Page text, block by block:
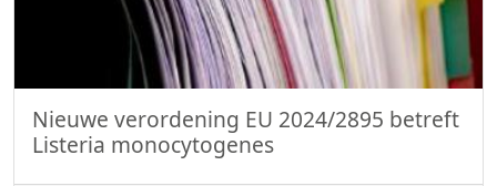
Nieuwe verordening EU 2024/2895 betreft
Listeria monocytogenes